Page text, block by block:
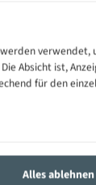
verwendet,
Absicht ist,
für den
Alles ablehnen